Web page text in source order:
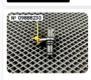
№ 09888230